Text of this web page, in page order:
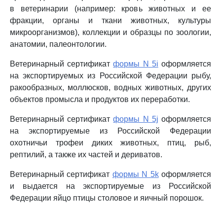
в ветеринарии (например: кровь животных и ее
фракции, органы и ткани животных, культуры
микроорганизмов), коллекции и образцы по зоологии,
анатомии, палеонтологии.
Ветеринарный сертификатформы N 5i оформляется
на экспортируемых из Российской Федерации рыбу,
ракообразных, моллюсков, водных животных, других
объектов промысла и продуктов их переработки.
Ветеринарный сертификатформы N 5j оформляется
на экспортируемые из Российской Федерации
охотничьи трофеи диких животных, птиц, рыб,
рептилий, а также их частей и дериватов.
Ветеринарный сертификат формы N 5kоформляется
и выдается на экспортируемые из Российской
Федерации яйцо птицы столовое и яичный порошок.